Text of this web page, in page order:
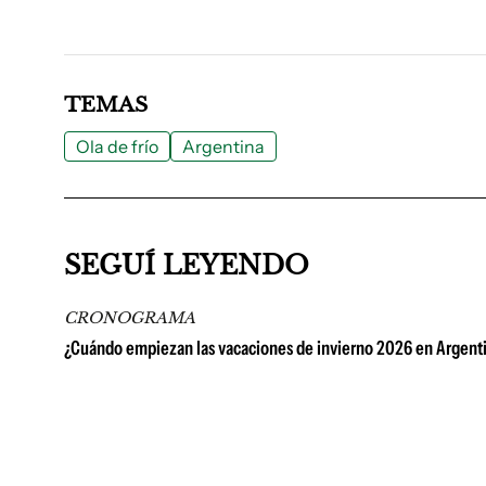
TEMAS
Ola de frío Argentina
SEGUÍ LEYENDO
CRONOGRAMA
¿Cuándo empiezan las vacaciones de invierno 2026 en